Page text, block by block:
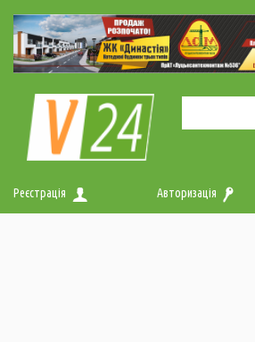
Реєстрація Авторизація